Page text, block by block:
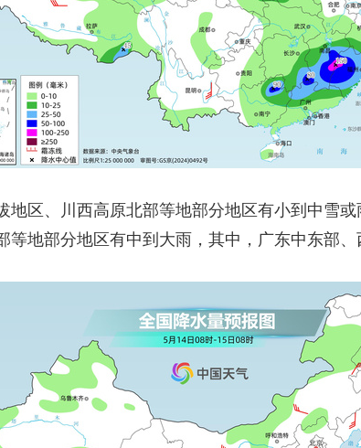
、川西高原北部等地部分地区有小到中雪或
地部分地区有中到大雨，其中，广东中东部、